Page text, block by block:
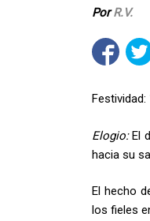
PorR.V.
Festividad:
Elogio:El
hacia su
El hecho
los fieles